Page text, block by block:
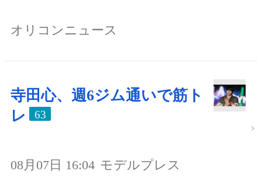
オリコンニュース
寺田心、週6ジム通いで筋ト
レ
63
08月07日 16:04 モデルプレス